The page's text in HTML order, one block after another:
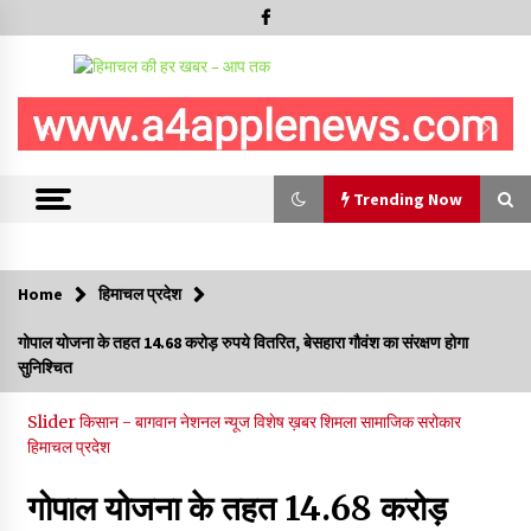
Trending Now
5 किलो अफीम डोडा/पोस्त बरामदगी मामले में कुल्लू सैंज से मुख्य सप्लायर
गिरफ्तार
09/08/2026
सुधीर शर्मा अपनी बोल-वाणी सुधारें, हिमाचली संस्कृति के अनुरूप करें भाषा का
Home हिमाचल प्रदेश
गोपाल योजना के तहत 14.68 करोड़ रुपये वितरित, बेसहारा गौवंश का संरक्षण होगा
सुनिश्चित
Sliderकिसान - बागवाननेशनल न्यूजविशेष ख़बरशिमलासामाजिक सरोकार
हिमाचल प्रदेश
गोपाल योजना के तहत 14.68 करोड़